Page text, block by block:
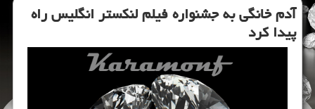
آدم خانگی به جشنواره فیلم لنكستر انگلیس راه
پیدا كرد